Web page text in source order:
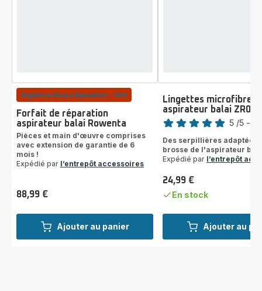
Ajouter au panier
Eligible au Bonus Réparation : -40€
Forfait de réparation
aspirateur balai Rowenta
Pièces et main d'œuvre comprises
avec extension de garantie de 6
mois !
Expédié par l’entrepôt accessoires
Prix
88,99 €
Ajouter au
Lingettes microfibres
aspirateur balai
Note
5
étoiles
5 /5 -
Des serpillières adaptées
brosse de l'aspirateur
Expédié par l’entrepôt
Prix
24,99 €
En stock